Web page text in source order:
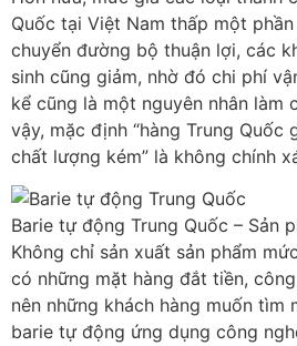
Quốc tại Việt Nam thấp một
chuyển đường bộ thuận lợi, các
sinh cũng giảm, nhờ đó chi phí
kể cũng là một nguyên nhân làm
vậy, mặc định “hàng Trung Quốc
chất lượng kém” là không chính
Barie tự động Trung Quốc – Sản
Không chỉ sản xuất sản phẩm
có những mặt hàng đắt tiền,
nên những khách hàng muốn tìm
barie tự động ứng dụng công